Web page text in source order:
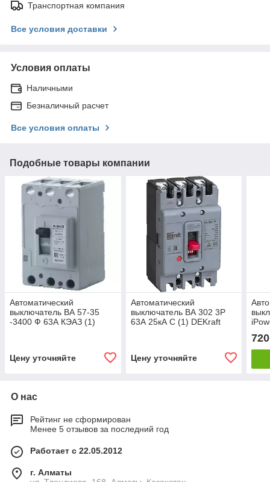
Транспортная компания
Все условия доставки
Условия оплаты
Наличными
Безналичный расчет
Все условия оплаты
Подобные товары компании
Автоматический
выключатель ВА 57-35
-3400 Ф 63А КЭАЗ (1)
Цену уточняйте
Автоматический
выключатель ВА 302 3P
63А 25кА С (1) DEKraft
Цену уточняйте
720
О нас
Рейтинг не сформирован
Менее 5 отзывов за последний год
Работает с 22.05.2012
г. Алматы